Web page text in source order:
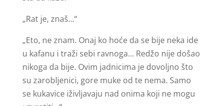
„Rat je, znaš…“
„Eto, ne znam. Onaj ko hoće da se bije neka ide
u kafanu i traži sebi ravnoga… Redžo nije došao
nikoga da bije. Ovim jadnicima je dovoljno što
su zarobljenici, gore muke od te nema. Samo
se kukavice iživljavaju nad onima koji ne mogu